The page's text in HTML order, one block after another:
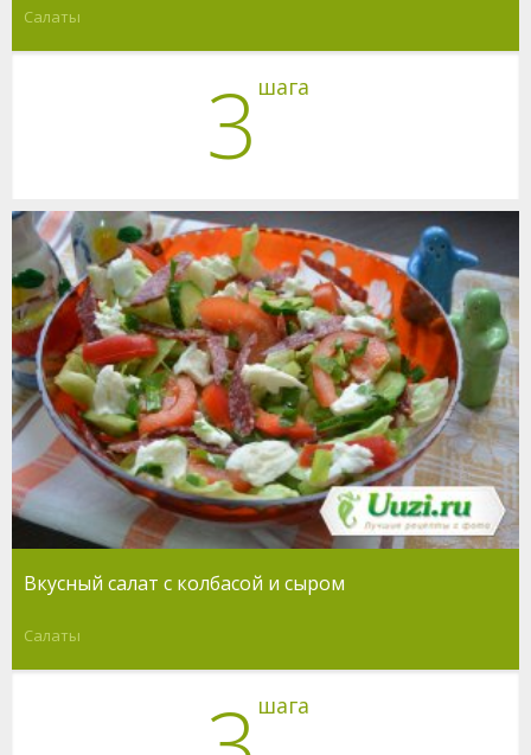
Салаты
3 шага
Вкусный салат с колбасой и сыром
Салаты
шага